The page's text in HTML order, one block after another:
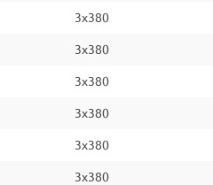
3x380
3x380
3x380
3x380
3x380
3x380